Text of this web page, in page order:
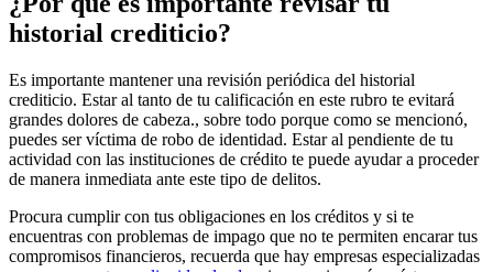
historial crediticio?
Es importante mantener una revisión periódica del historial
crediticio. Estar al tanto de tu calificación en este rubro te evitará
grandes dolores de cabeza., sobre todo porque como se mencionó,
puedes ser víctima de robo de identidad. Estar al pendiente de tu
actividad con las instituciones de crédito te puede ayudar a proceder
de manera inmediata ante este tipo de delitos.
Procura cumplir con tus obligaciones en los créditos y si te
encuentras con problemas de impago que no te permiten encarar tus
compromisos financieros, recuerda que hay empresas especializadas